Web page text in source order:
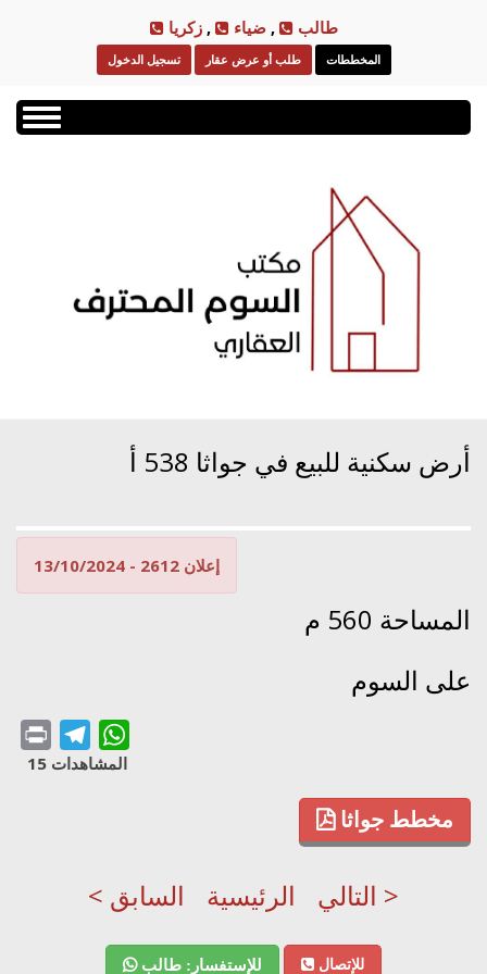
طالب ,ضياء ,زكريا
تسجيل الدخول طلب أو عرض عقار المخططات
أرض سكنية للبيع في جواثا 538 أ
إعلان 2612 - 13/10/2024
المساحة 560 م
على السوم
Print Telegram
المشاهدات 15
مخطط جواثا
< السابق الرئيسية التالي >
للإستفسار: طالب للإتصال